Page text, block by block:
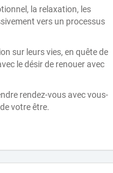
la relaxation, les
vers un processus
sur leurs vies, en quête de
le désir de renouer avec
rendez-vous avec vous-
votre être.